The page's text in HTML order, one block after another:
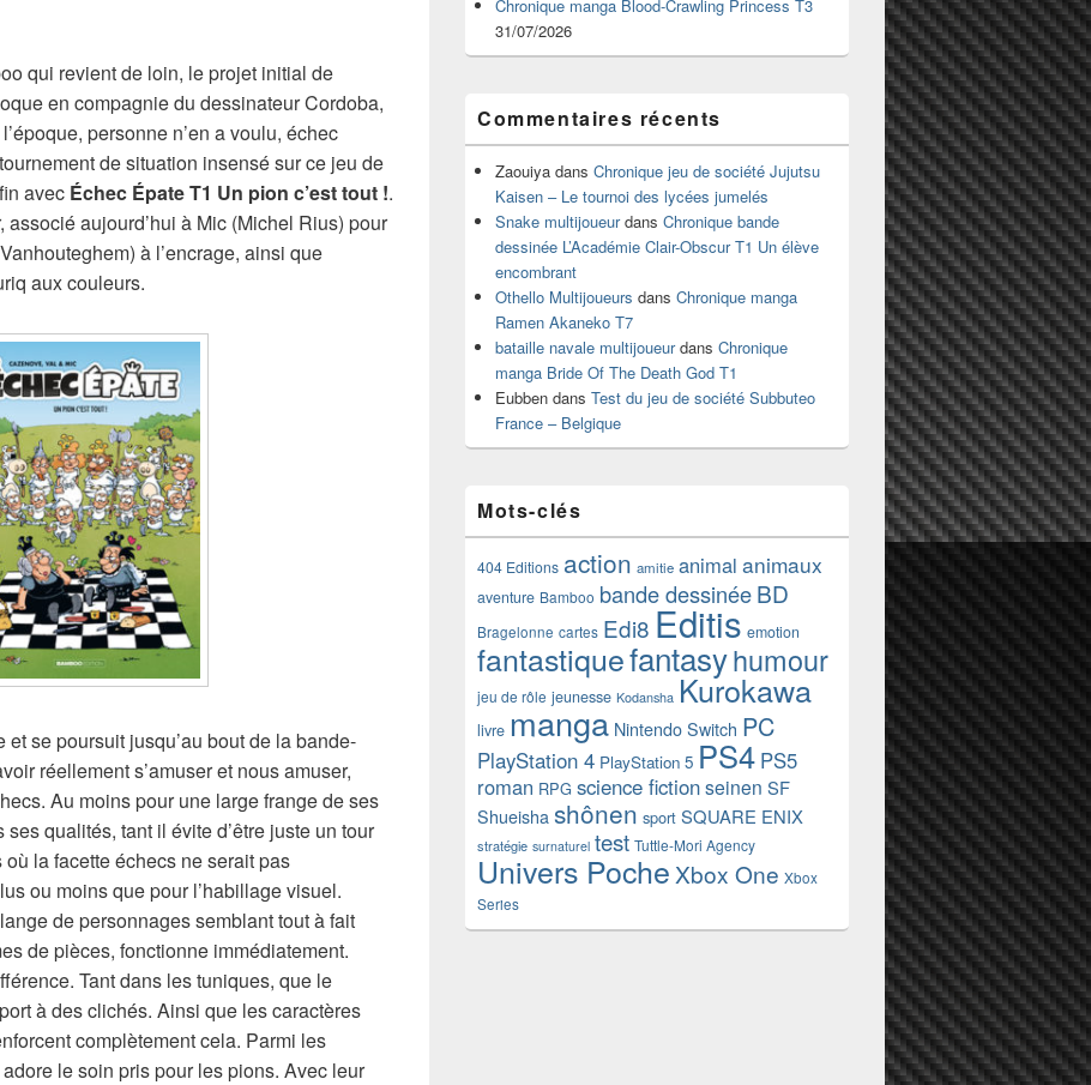
qui revient de loin, le projet initial de
en compagnie du dessinateur Cordoba,
personne n’en a voulu, échec
de situation insensé sur ce jeu de
avec Échec Épate T1 Un pion c’est tout !.
associé aujourd’hui à Mic (Michel Rius) pour
à l’encrage, ainsi que
aux couleurs.
et se poursuit jusqu’au bout de la bande-
réellement s’amuser et nous amuser,
Au moins pour une large frange de ses
qualités, tant il évite d’être juste un tour
la facette échecs ne serait pas
ou moins que pour l’habillage visuel.
de personnages semblant tout à fait
de pièces, fonctionne immédiatement.
Tant dans les tuniques, que le
à des clichés. Ainsi que les caractères
complètement cela. Parmi les
le soin pris pour les pions. Avec leur
Chronique manga Blood-Crawling Princess T3
31/07/2026
Commentaires récents
Zaouiya dans Chronique jeu de société Jujutsu
Kaisen – Le tournoi des lycées jumelés
Snake multijoueurdans Chronique bande
dessinée L’Académie Clair-Obscur T1 Un élève
encombrant
Othello Multijoueurs dans Chronique manga
Ramen Akaneko T7
bataille navale multijoueurdans Chronique
manga Bride Of The Death God T1
Eubben dans Test du jeu de société Subbuteo
France – Belgique
Mots-clés
404 Editions action amitie animal animaux
aventure Bamboo bande dessinéeBD
Bragelonne cartes Edi8 Editis emotion
fantastiquefantasyhumour
jeu de rôle jeunesse Kodansha Kurokawa
livre manga Nintendo Switch PC
PlayStation 4 PlayStation 5 PS4 PS5
roman RPG science fictionseinen SF
Shueisha shônen sport SQUARE ENIX
stratégie surnaturel test Tuttle-Mori Agency
Univers Poche Xbox One Xbox
Series